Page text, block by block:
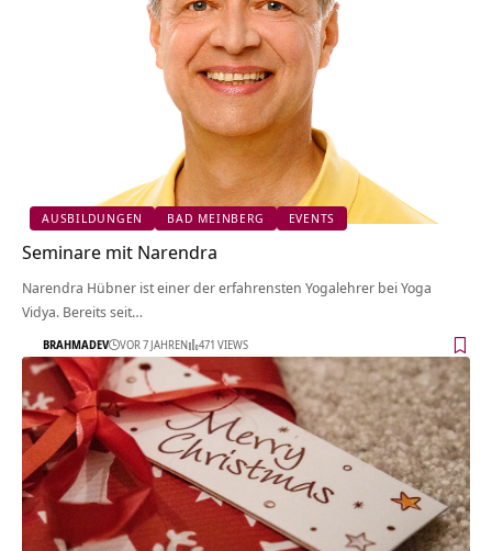
AUSBILDUNGEN BAD MEINBERG EVENTS
Seminare mit Narendra
Narendra Hübner ist einer der erfahrensten Yogalehrer bei Yoga
Vidya. Bereits seit…
BRAHMADEV VOR 7 JAHREN 471 VIEWS